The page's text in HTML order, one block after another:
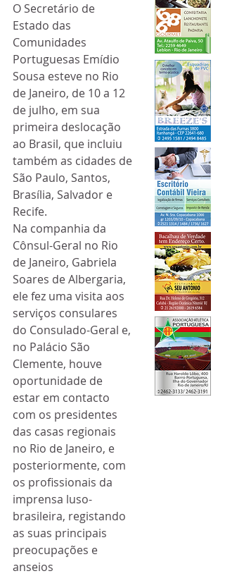
O Secretário de
Estado das
Comunidades
Portuguesas Emídio
Sousa esteve no Rio
de Janeiro, de 10 a 12
de julho, em sua
primeira deslocação
ao Brasil, que incluiu
também as cidades de
São Paulo, Santos,
Brasília, Salvador e
Recife.
Na companhia da
Cônsul-Geral no Rio
de Janeiro, Gabriela
Soares de Albergaria,
ele fez uma visita aos
serviços consulares
do Consulado-Geral e,
no Palácio São
Clemente, houve
oportunidade de
estar em contacto
com os presidentes
das casas regionais
no Rio de Janeiro, e
posteriormente, com
os profissionais da
imprensa luso-
brasileira, registando
as suas principais
preocupações e
anseios